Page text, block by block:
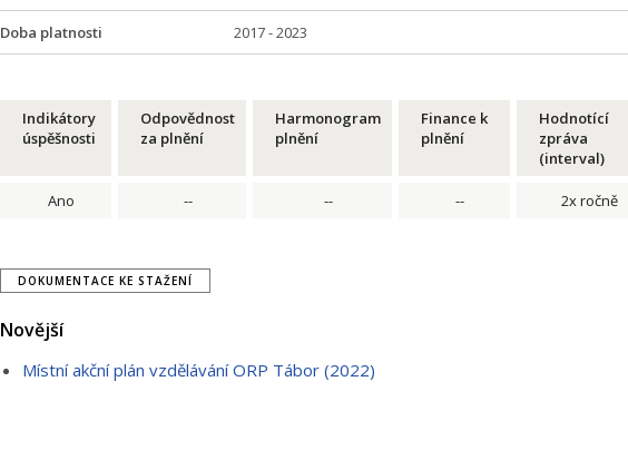
Doba platnosti 2017 - 2023
Indikátory
úspěšnosti
Odpovědnost
za plnění
Harmonogram
plnění
Finance k
plnění
Hodnotící
zpráva
(interval)
Ano -- -- -- 2x ročně
DOKUMENTACE KE STAŽENÍ
Novější
Místní akční plán vzdělávání ORP Tábor (2022)